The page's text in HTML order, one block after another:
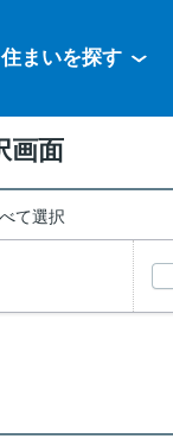
住まいを探す
画面
て選択